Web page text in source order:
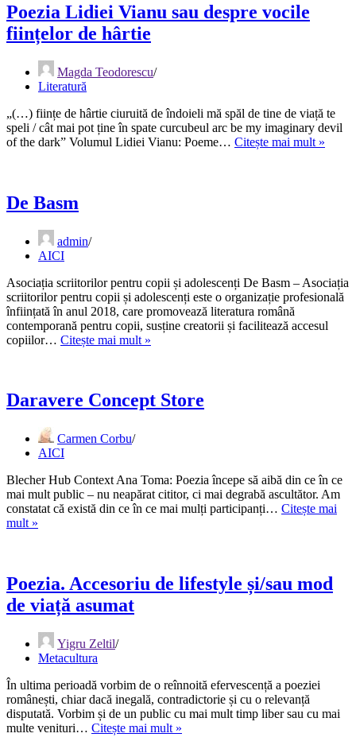
Poezia Lidiei Vianu sau despre vocile
ființelor de hârtie
Magda Teodorescu
Literatură
„(…) ființe de hârtie ciuruită de îndoieli mă spăl de tine de viață te
speli / cât mai pot ține în spate curcubeul arc be my imaginary devil
of the dark” Volumul Lidiei Vianu: Poeme… Citește mai mult »
De Basm
admin
AICI
Asociația scriitorilor pentru copii și adolescenți De Basm – Asociația
scriitorilor pentru copii și adolescenți este o organizație profesională
înființată în anul 2018, care promovează literatura română
contemporană pentru copii, susține creatorii și facilitează accesul
copiilor… Citește mai mult »
Daravere Concept Store
Carmen Corbu
AICI
Blecher Hub Context Ana Toma: Poezia începe să aibă din ce în ce
mai mult public – nu neapărat cititor, ci mai degrabă ascultător. Am
constatat că există din ce în ce mai mulți participanți… Citește mai
mult »
Poezia. Accesoriu de lifestyle și/sau mod
de viață asumat
Yigru Zeltil
Metacultura
În ultima perioadă vorbim de o reînnoită efervescență a poeziei
românești, chiar dacă inegală, contradictorie și cu o relevanță
disputată. Vorbim și de un public cu mai mult timp liber sau cu mai
multe venituri… Citește mai mult »